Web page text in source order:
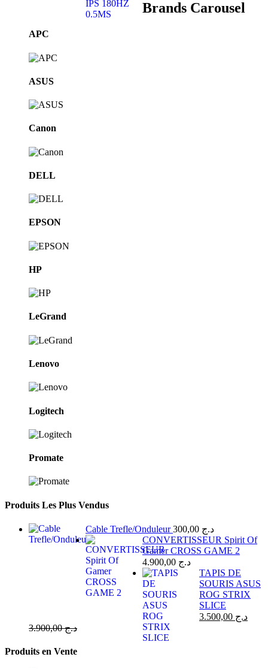
Brands Carousel
APC
ASUS
Canon
DELL
EPSON
HP
LeGrand
Lenovo
Logitech
Promate
Produits Les Plus Vendus
Cable Trefle/Onduleur د.ج
CONVERTISSEUR Spirit Of
Gamer CROSS GAME 2
د.ج
TAPIS DE
SOURIS ASUS
ROG STRIX
SLICE
د.ج
د.ج3.900,00
Produits en Vente